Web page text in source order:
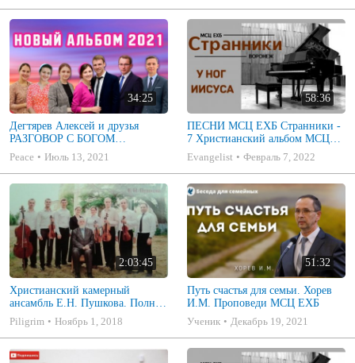
34:25
Дегтярев Алексей и друзья
РАЗГОВОР С БОГОМ
Христианские песни МСЦ ЕХБ
2021 (7я)
Peace Июль 13, 2021
58:36
ПЕСНИ МСЦ ЕХБ Странники -
7 Христианский альбом МСЦ
ЕХБ
Evangelist Февраль 7, 2022
2:03:45
Христианский камерный
ансамбль Е.Н. Пушкова. Полное
собрание
Piligrim Ноябрь 1, 2018
51:32
Путь счастья для семьи. Хорев
И.М. Проповеди МСЦ ЕХБ
Ученик
Декабрь 19, 2021